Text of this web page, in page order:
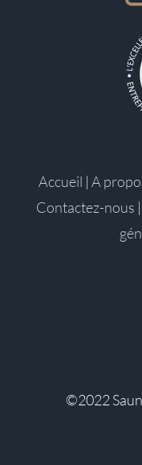
Accueil | A
Contactez-nous |
©2022